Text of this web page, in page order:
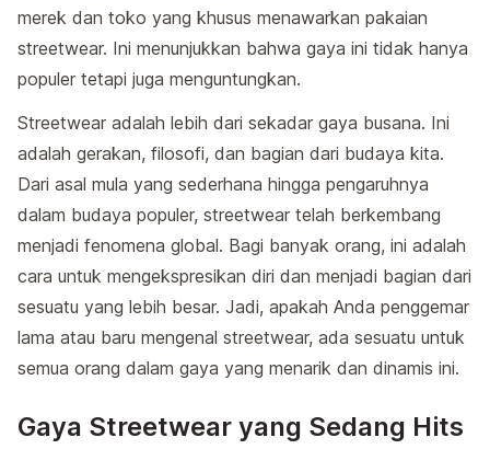
merek dan toko yang khusus menawarkan pakaian
streetwear. Ini menunjukkan bahwa gaya ini tidak hanya
populer tetapi juga menguntungkan.
Streetwear adalah lebih dari sekadar gaya busana. Ini
adalah gerakan, filosofi, dan bagian dari budaya kita.
Dari asal mula yang sederhana hingga pengaruhnya
dalam budaya populer, streetwear telah berkembang
menjadi fenomena global. Bagi banyak orang, ini adalah
cara untuk mengekspresikan diri dan menjadi bagian dari
sesuatu yang lebih besar. Jadi, apakah Anda penggemar
lama atau baru mengenal streetwear, ada sesuatu untuk
semua orang dalam gaya yang menarik dan dinamis ini.
Gaya Streetwear yang Sedang Hits